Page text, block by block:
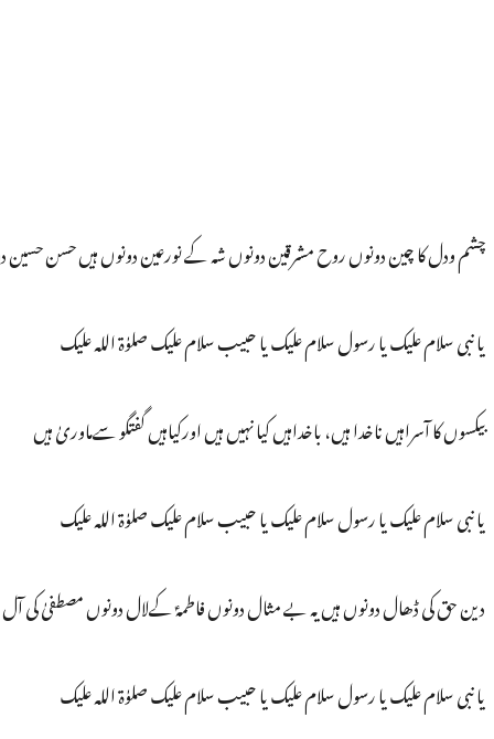
چشم ودل کا چین دونوں روح مشرقین دونوں شہ کے نورعین دونوں ہیں حسن حسین
یا نبی سلام علیک یا رسول سلام علیک یا حبیب سلام علیک صلوٰۃ اللہ علیک
بیکسوں کا آسراہیں ناخدا ہیں، باخداہیں کیا نہیں ہیں اورکیاہیں گفتگو سےماوریٰ ہیں
یا نبی سلام علیک یا رسول سلام علیک یا حبیب سلام علیک صلوٰۃ اللہ علیک
دین حق کی ڈھال دونوں ہیں یہ بے مثال دونوں فاطمہؑ کےلال دونوں مصطفیٰ کی
یا نبی سلام علیک یا رسول سلام علیک یا حبیب سلام علیک صلوٰۃ اللہ علیک